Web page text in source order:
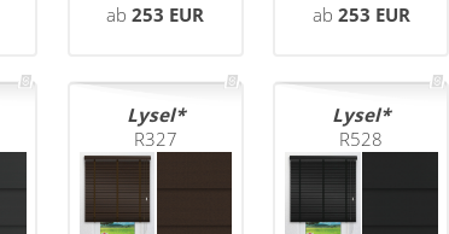
ab253 EUR ab 253 EUR
Lysel
R327
Lysel
R528